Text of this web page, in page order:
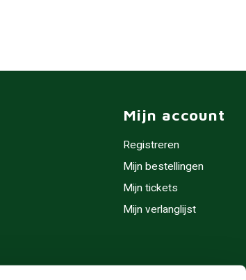
Mijn account
Registreren
Mijn bestellingen
Mijn tickets
Mijn verlanglijst